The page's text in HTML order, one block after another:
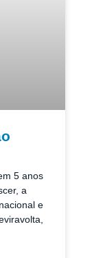
5 anos
a
e